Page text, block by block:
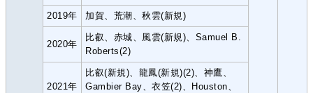
2019年 加賀、荒潮、秋雲(新規)
2020年
比叡、赤城、風雲(新規)、Samuel B.
Roberts(2)
2021年
比叡(新規)、龍鳳(新規)(2)、神鷹、
Gambier Bay、衣笠(2)、Houston、